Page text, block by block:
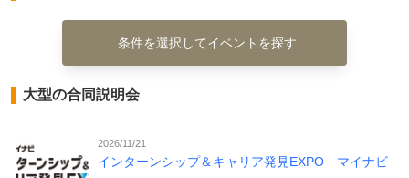
条件を選択してイベントを探す
大型の合同説明会
2026/11/21
インターンシップ＆キャリア発見EXPO マイナビ